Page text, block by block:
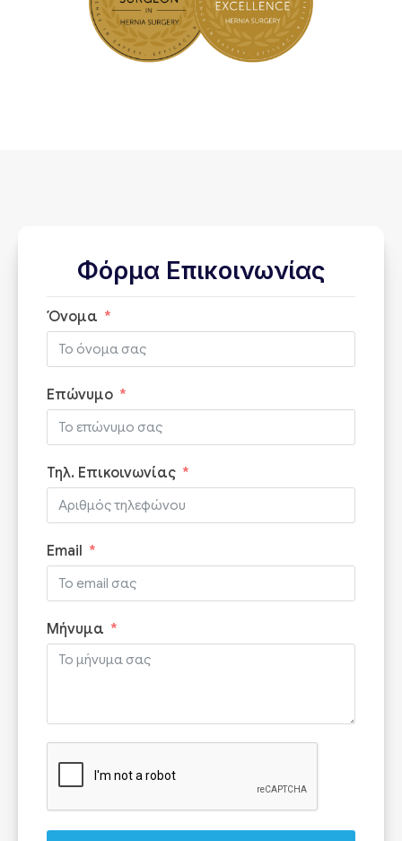
Φόρμα Επικοινωνίας
Όνομα
Επώνυμο
Τηλ. Επικοινωνίας
Email
Μήνυμα